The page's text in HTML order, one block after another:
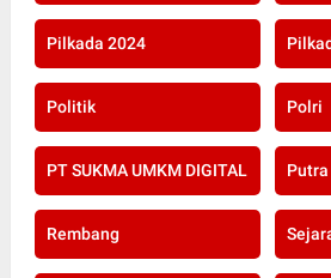
Pilkada 2024
Politik Polri
PT SUKMA UMKM DIGITAL
Rembang